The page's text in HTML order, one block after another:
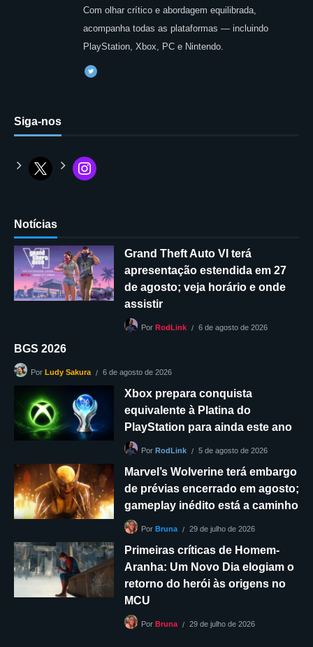
Com olhar crítico e abordagem equilibrada,
acompanha todas as plataformas — incluindo
PlayStation, Xbox, PC e Nintendo.
Siga-nos
Notícias
Grand Theft Auto VI terá
apresentação estendida em 27
de agosto; veja horário e onde
assistir
Por RodLink 6 de agosto de 2026
BGS 2026
Por Ludy Sakura 6 de agosto de 2026
Xbox prepara conquista
equivalente à Platina do
PlayStation para ainda este ano
Por RodLink 5 de agosto de 2026
Marvel’s Wolverine terá embargo
de prévias encerrado em agosto;
gameplay inédito está a caminho
Por Bruna 29 de julho de 2026
Primeiras críticas de Homem-
Aranha: Um Novo Dia elogiam o
retorno do herói às origens no
MCU
Por Bruna 29 de julho de 2026